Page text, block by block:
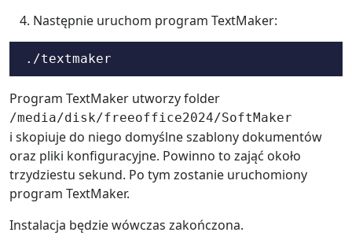
Następnie uruchom program TextMaker:
./textmaker
Program TextMaker utworzy folder
/media/disk/freeoffice2024/SoftMaker
i skopiuje do niego domyślne szablony dokumentów
oraz pliki konfiguracyjne. Powinno to zająć około
trzydziestu sekund. Po tym zostanie uruchomiony
program TextMaker.
Instalacja będzie wówczas zakończona.